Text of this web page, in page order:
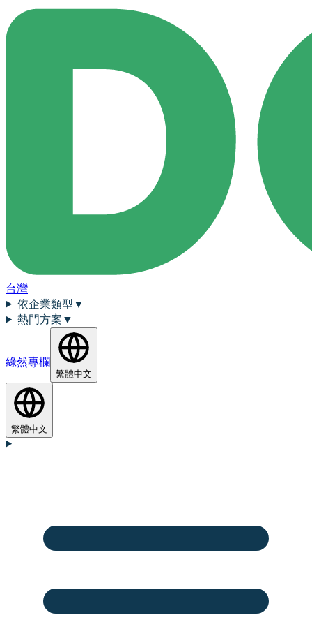
台灣
依企業類型 ▼
熱門方案 ▼
綠然專欄
繁體中文
繁體中文